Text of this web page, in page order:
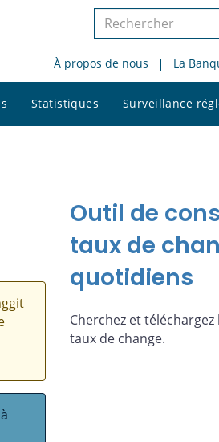
Rechercher
le
site
À propos de nous La
Statistiques Surveillance
Outil de
taux de
quotidiens
Cherchez et
taux de change.